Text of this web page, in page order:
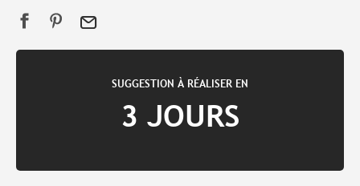
SUGGESTION À RÉALISER EN
3 JOURS